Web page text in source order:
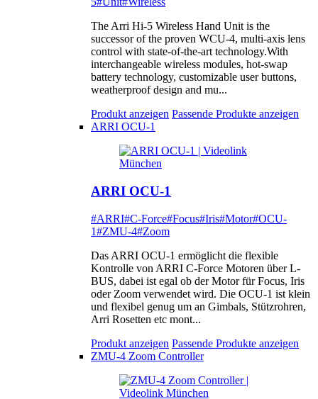
The Arri Hi-5 Wireless Hand Unit is the
successor of the proven WCU-4, multi-axis lens
control with state-of-the-art technology.With
interchangeable wireless modules, hot-swap
battery technology, customizable user buttons,
weatherproof design and mu...
Produkt anzeigen Passende Produkte anzeigen
ARRI OCU-1
ARRI OCU-1
#ARRI#C-Force#Focus#Iris#Motor#OCU-
1#ZMU-4#Zoom
Das ARRI OCU-1 ermöglicht die flexible
Kontrolle von ARRI C-Force Motoren über L-
BUS, dabei ist egal ob der Motor für Focus, Iris
oder Zoom verwendet wird. Die OCU-1 ist klein
und flexibel genug um an Gimbals, Stützrohren,
Arri Rosetten etc mont...
Produkt anzeigen Passende Produkte anzeigen
ZMU-4 Zoom Controller